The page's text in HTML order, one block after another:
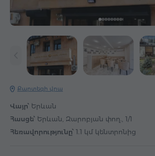
Քարտեզի վրա
Վայր՝ Երևան
Հասցե՝ Երևան, Զարոբյան փող., 1/1
Հեռավորությունը՝ 1.1 կմ կենտրոնից